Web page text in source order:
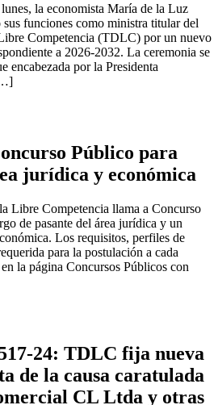
la economista María de la Luz
funciones como ministra titular del
Competencia (TDLC) por un nuevo
a 2026-2032. La ceremonia se
encabezada por la Presidenta
Público para
jurídica y económica
Libre Competencia llama a Concurso
de pasante del área jurídica y un
Los requisitos, perfiles de
para la postulación a cada
la página Concursos Públicos con
24: TDLC fija nueva
de la causa caratulada
CL Ltda y otras